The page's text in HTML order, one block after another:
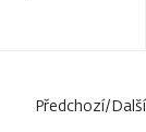
Předchozí/Další